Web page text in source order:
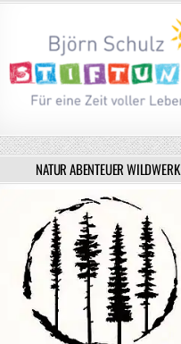
NATUR ABENTEUER WILDWERK